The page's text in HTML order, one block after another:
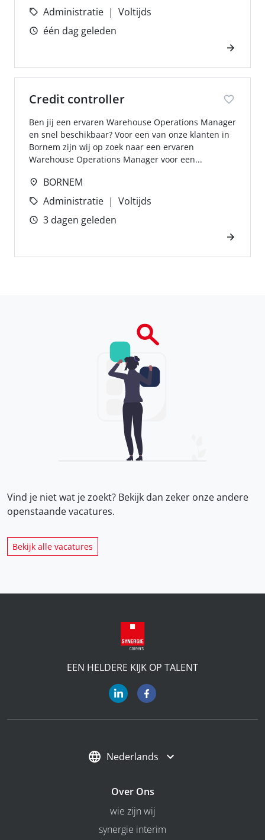
Administratie
Voltijds
één dag geleden
Credit controller
Ben jij een ervaren Warehouse Operations Manager
en snel beschikbaar? Voor een van onze klanten in
Bornem zijn wij op zoek naar een ervaren
Warehouse Operations Manager voor een...
BORNEM
Administratie
Voltijds
3 dagen geleden
Vind je niet wat je zoekt? Bekijk dan zeker onzeandere
openstaande vacatures.
Bekijk alle vacatures
EEN HELDERE KIJK OP TALENT
Nederlands
Over Ons
wie zijn wij
synergie interim